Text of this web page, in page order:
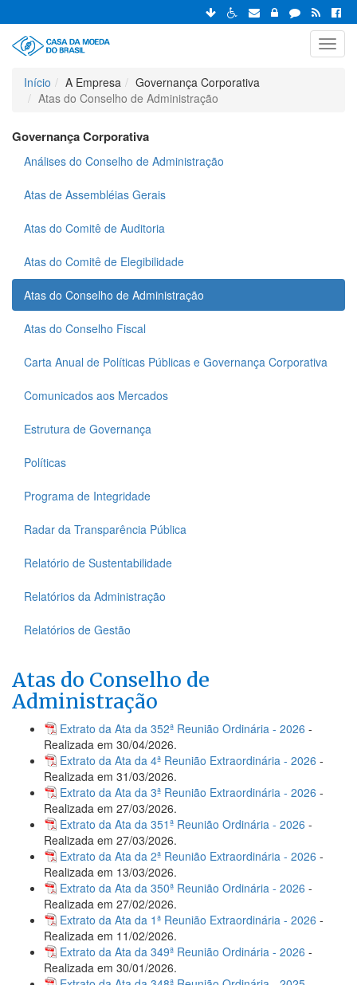
Início
A Empresa
Governança Corporativa
Atas do Conselho de Administração
Governança Corporativa
Análises do Conselho de Administração
Atas de Assembléias Gerais
Atas do Comitê de Auditoria
Atas do Comitê de Elegibilidade
Atas do Conselho de Administração
Atas do Conselho Fiscal
Carta Anual de Políticas Públicas e Governança Corporativa
Comunicados aos Mercados
Estrutura de Governança
Políticas
Programa de Integridade
Radar da Transparência Pública
Relatório de Sustentabilidade
Relatórios da Administração
Relatórios de Gestão
Atas do Conselho de
Administração
Extrato da Ata da 352ª Reunião Ordinária - 2026 -
Realizada em 30/04/2026.
Extrato da Ata da 4ª Reunião Extraordinária - 2026 -
Realizada em 31/03/2026.
Extrato da Ata da 3ª Reunião Extraordinária - 2026 -
Realizada em 27/03/2026.
Extrato da Ata da 351ª Reunião Ordinária - 2026 -
Realizada em 27/03/2026.
Extrato da Ata da 2ª Reunião Extraordinária - 2026 -
Realizada em 13/03/2026.
Extrato da Ata da 350ª Reunião Ordinária - 2026 -
Realizada em 27/02/2026.
Extrato da Ata da 1ª Reunião Extraordinária - 2026 -
Realizada em 11/02/2026.
Extrato da Ata da 349ª Reunião Ordinária - 2026 -
Realizada em 30/01/2026.